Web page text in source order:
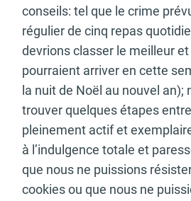
conseils: tel que le crime
régulier de cinq repas
devrions classer le meilleur et
pourraient arriver en cette
la nuit de Noël au nouvel an);
trouver quelques étapes
pleinement actif et
à l’indulgence totale et
que nous ne puissions
cookies ou que nous ne